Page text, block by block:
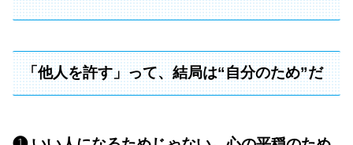
「他人を許す」って、結局は“自分のため”だ